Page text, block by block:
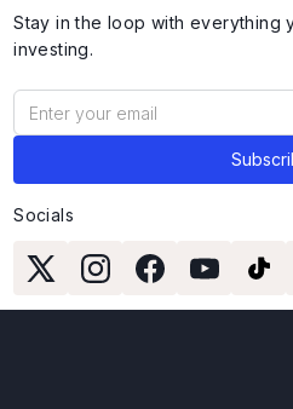
Stay in the loop with everything
investing.
Socials